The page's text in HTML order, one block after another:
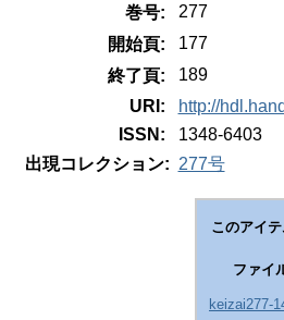
巻号:
277
開始頁:
177
終了頁:
189
URI:
http://
ISSN:
1348-6403
出現コレクション: 277号
このアイ
ファイ
keizai277-